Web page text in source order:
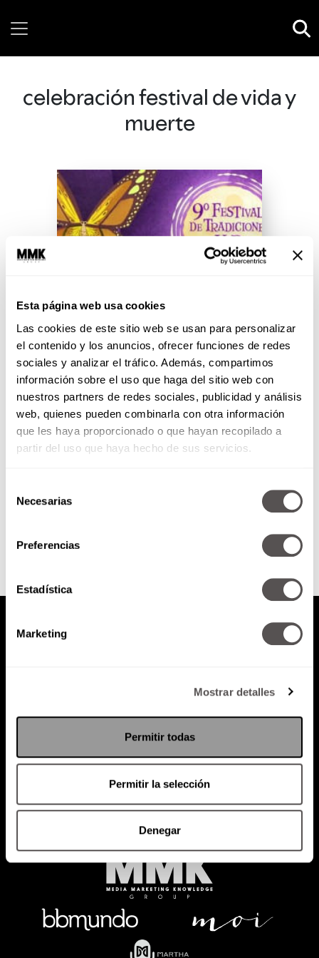
Esta página web usa cookies
Las cookies de este sitio web se usan para personalizar
el contenido y los anuncios, ofrecer funciones de redes
sociales y analizar el tráfico. Además, compartimos
información sobre el uso que haga del sitio web con
nuestros partners de redes sociales, publicidad y análisis
web, quienes pueden combinarla con otra información
que les haya proporcionado o que hayan recopilado a
partir del uso que haya hecho de sus servicios.
Necesarias
Preferencias
Estadística
Marketing
Mostrar detalles
Permitir todas
Permitir la selección
Denegar
celebración festival de vida y
muerte
9ª edición del Festival de
Tradiciones de Vida y Muerte
¿Quién tiene las mejores
celebraciones de Día de Muertos?
Obvio que Xcaret.
Política de Privacidad
RADIO MARTHA